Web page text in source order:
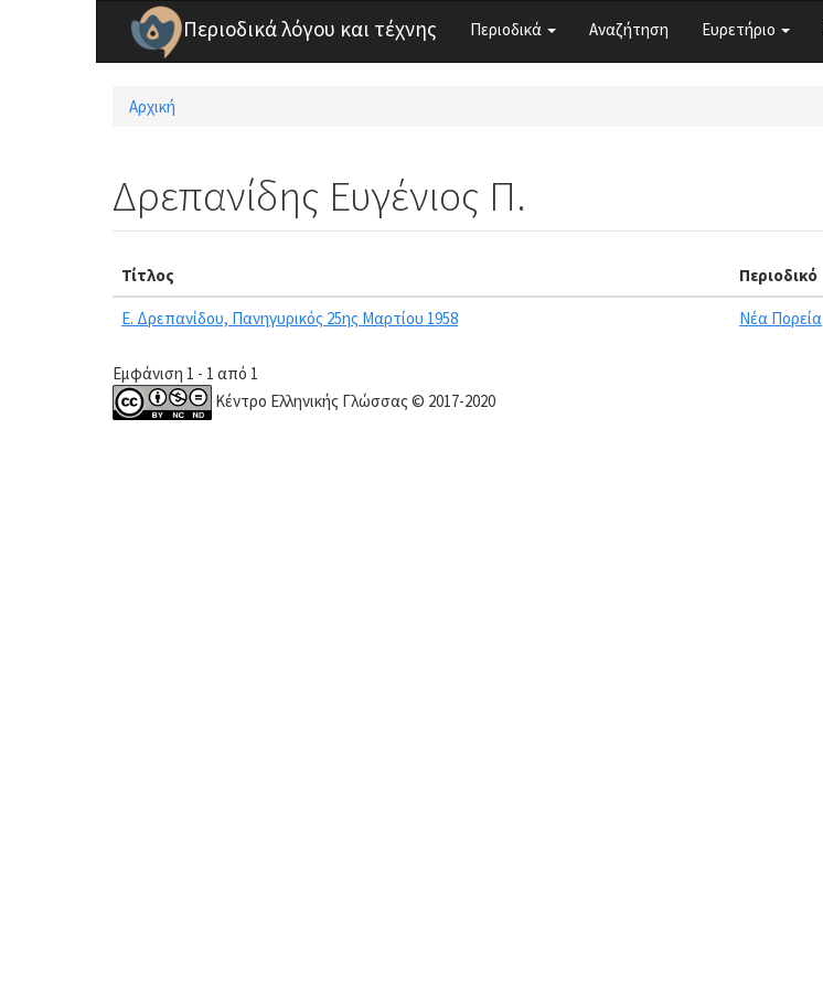
Παράκαμψη προς το κυρίως περιεχόμενο
Περιοδικά λόγου και τέχνης Περιοδικά Αναζήτηση Ευρετήριο
Είστε εδώ
Αρχική
Δρεπανίδης Ευγένιος Π.
Τίτλος Περιοδικό
Ε. Δρεπανίδου, Πανηγυρικός 25ης Μαρτίου 1958 Νέα Πορεία
Εμφάνιση 1 - 1 από 1
Κέντρο Ελληνικής Γλώσσας © 2017-2020